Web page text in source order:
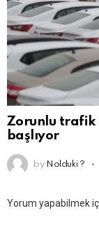
Zorunlu trafik
başlıyor
by Nolduki ?
Bir
Yorum yapabilmek